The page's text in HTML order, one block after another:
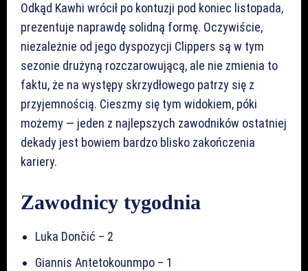
Odkąd Kawhi wrócił po kontuzji pod koniec listopada,
prezentuje naprawdę solidną formę. Oczywiście,
niezależnie od jego dyspozycji Clippers są w tym
sezonie drużyną rozczarowującą, ale nie zmienia to
faktu, że na występy skrzydłowego patrzy się z
przyjemnością. Cieszmy się tym widokiem, póki
możemy — jeden z najlepszych zawodników ostatniej
dekady jest bowiem bardzo blisko zakończenia
kariery.
Zawodnicy tygodnia
Luka Dončić – 2
Giannis Antetokounmpo – 1